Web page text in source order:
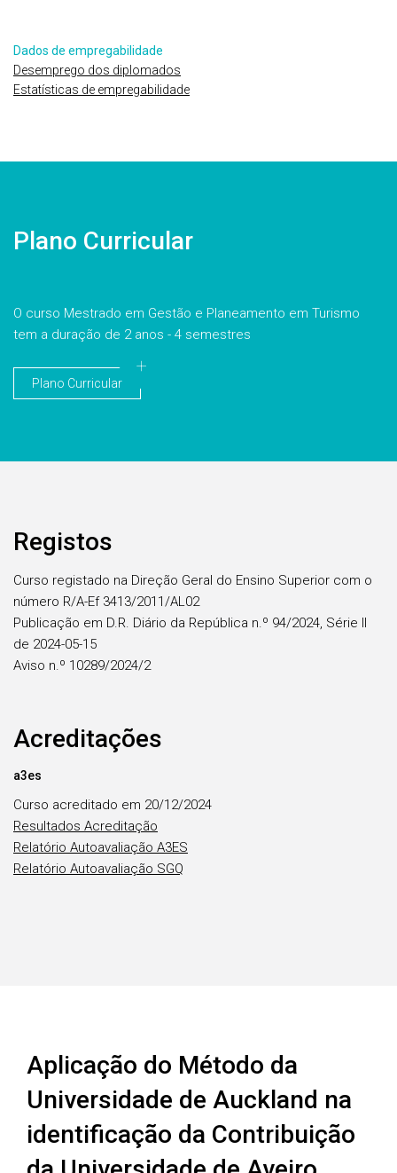
Dados de empregabilidade
Desemprego dos diplomados
Estatísticas de empregabilidade
Plano Curricular
O curso Mestrado em Gestão e Planeamento em Turismo
tem a duração de 2 anos - 4 semestres
Plano Curricular
Registos
Curso registado na Direção Geral do Ensino Superior com o
número R/A-Ef 3413/2011/AL02
Publicação em D.R. Diário da República n.º 94/2024, Série II
de 2024-05-15
Aviso n.º 10289/2024/2
Acreditações
a3es
Curso acreditado em 20/12/2024
Resultados Acreditação
Relatório Autoavaliação A3ES
Relatório Autoavaliação SGQ
Aplicação do Método da
Universidade de Auckland na
identificação da Contribuição